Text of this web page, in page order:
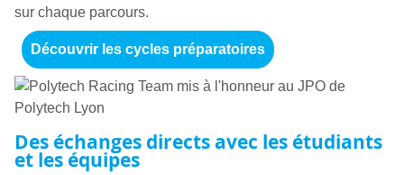
sur chaque parcours.
Découvrir les cycles préparatoires
Des échanges directs avec les étudiants
et les équipes